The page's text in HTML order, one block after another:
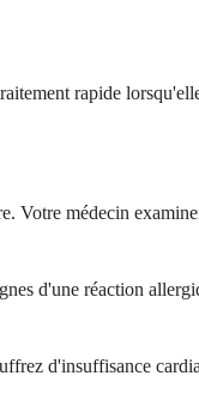
rapide
Votre médecin
d'une réaction
d'insuffisance